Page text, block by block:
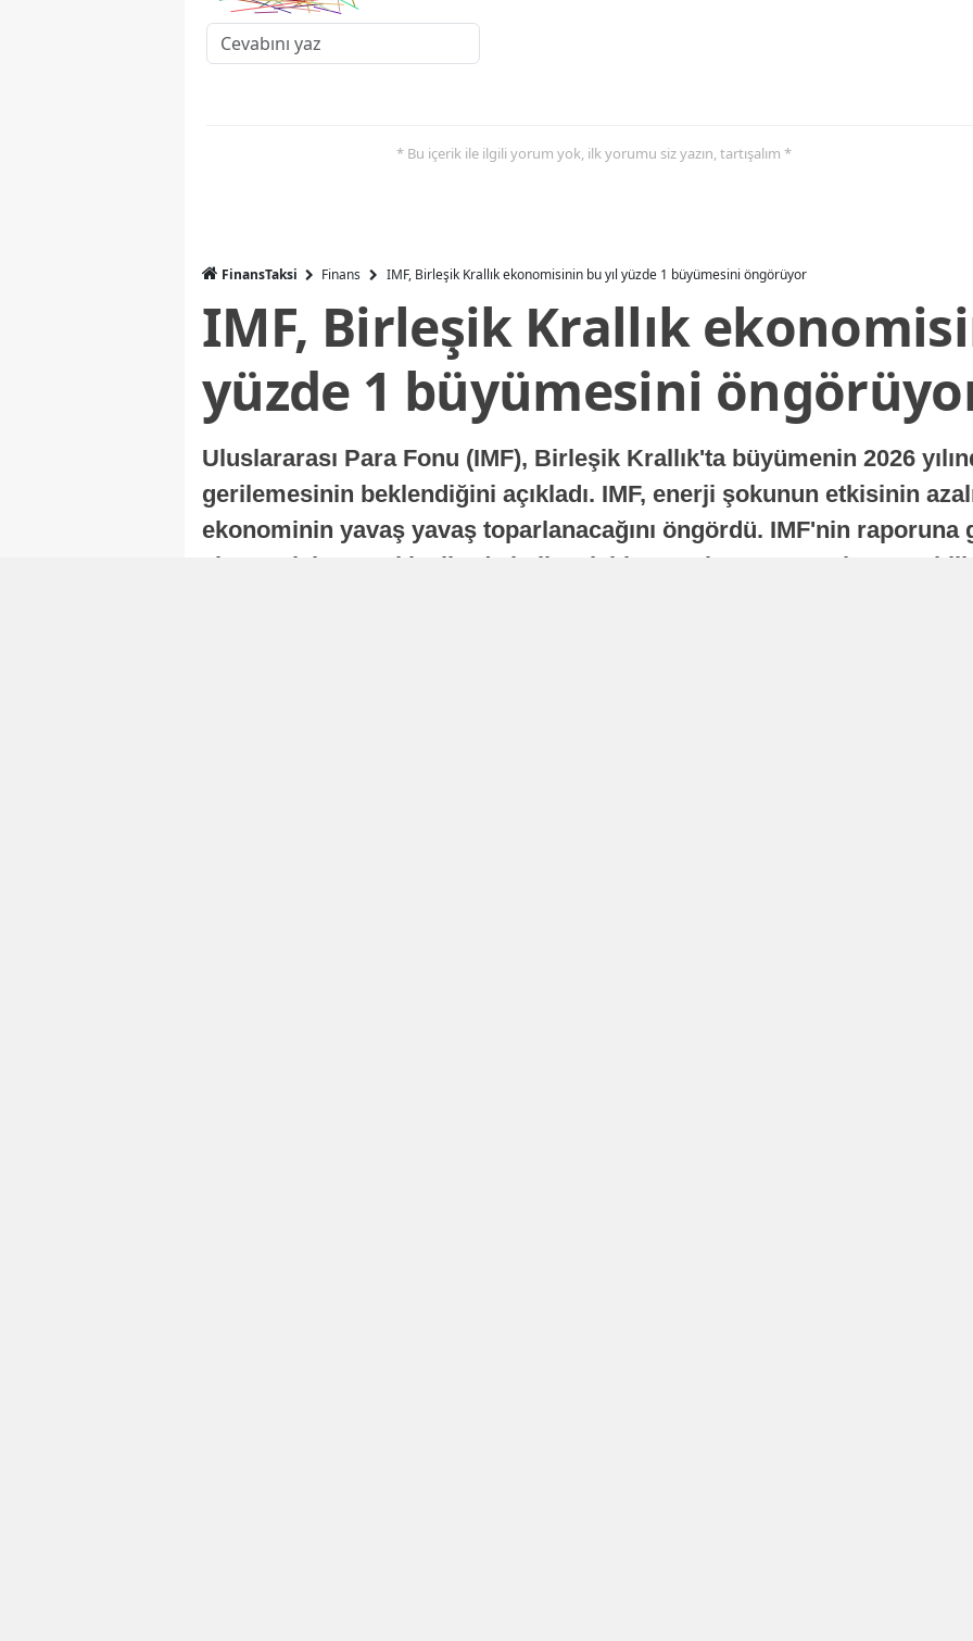
* Bu içerik ile ilgili yorum yok, ilk yorumu siz yazın, tartışalım *
FinansTaksi Finans IMF, Birleşik Krallık ekonomisinin bu yıl yüzde 1 büyümesini öngörüyor
IMF, Birleşik Krallık
yüzde 1 büyümesini
Uluslararası Para Fonu (IMF), Birleşik Krallık'ta büyümenin 2026
gerilemesinin beklendiğini açıkladı. IMF, enerji şokunun etkisinin
ekonominin yavaş yavaş toparlanacağını öngördü. IMF'nin raporuna
ekonomisi, sonraki yıllarda istikrarlı bir toparlanma süreci